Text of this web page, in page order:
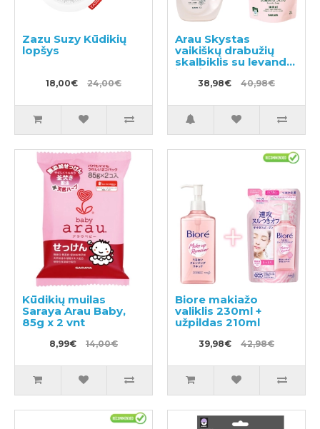
Zazu Suzy Kūdikių
lopšys
18,00€ 24,00€
Arau Skystas
vaikiškų drabužių
skalbiklis su levandų
ir mėtų ekstraktu
1200ml + papildymas
38,98€ 40,98€
Kūdikių muilas
Saraya Arau Baby,
85g x 2 vnt
8,99€ 14,00€
Biore makiažo
valiklis 230ml +
užpildas 210ml
39,98€ 42,98€